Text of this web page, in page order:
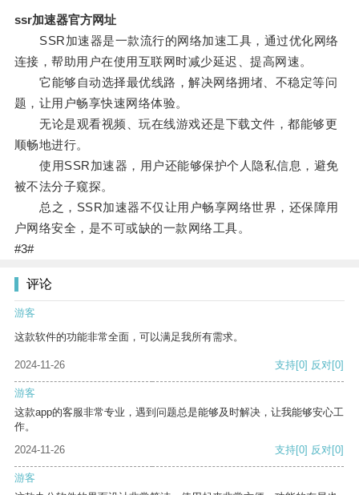
ssr加速器官方网址
SSR加速器是一款流行的网络加速工具，通过优化网络
连接，帮助用户在使用互联网时减少延迟、提高网速。
它能够自动选择最优线路，解决网络拥堵、不稳定等问
题，让用户畅享快速网络体验。
无论是观看视频、玩在线游戏还是下载文件，都能够更
顺畅地进行。
使用SSR加速器，用户还能够保护个人隐私信息，避免
被不法分子窥探。
总之，SSR加速器不仅让用户畅享网络世界，还保障用
户网络安全，是不可或缺的一款网络工具。
#3#
评论
游客
这款软件的功能非常全面，可以满足我所有需求。
2024-11-26 支持[0] 反对[0]
游客
这款app的客服非常专业，遇到问题总是能够及时解决，让我能够安心工
作。
2024-11-26
支持[0] 反对[0]
游客